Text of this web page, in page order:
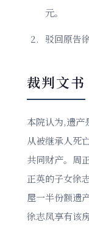
元。
驳回原告
裁判文书
本院认为,遗产
从被继承人死
共同财产。周
正英的子女徐
屋一半份额遗
徐志凤享有该